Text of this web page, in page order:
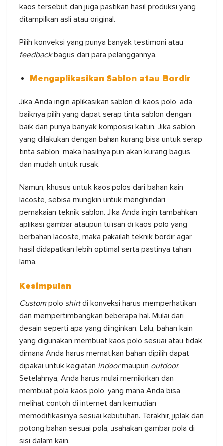
kaos tersebut dan juga pastikan hasil produksi yang
ditampilkan asli atau original.
Pilih konveksi yang punya banyak testimoni atau
feedbackbagus dari para pelanggannya.
Mengaplikasikan Sablon atau Bordir
Jika Anda ingin aplikasikan sablon di kaos polo, ada
baiknya pilih yang dapat serap tinta sablon dengan
baik dan punya banyak komposisi katun. Jika sablon
yang dilakukan dengan bahan kurang bisa untuk serap
tinta sablon, maka hasilnya pun akan kurang bagus
dan mudah untuk rusak.
Namun, khusus untuk kaos polos dari bahan kain
lacoste, sebisa mungkin untuk menghindari
pemakaian teknik sablon. Jika Anda ingin tambahkan
aplikasi gambar ataupun tulisan di kaos polo yang
berbahan lacoste, maka pakailah teknik bordir agar
hasil didapatkan lebih optimal serta pastinya tahan
lama.
Kesimpulan
Custompolo shirtdi konveksi harus memperhatikan
dan mempertimbangkan beberapa hal. Mulai dari
desain seperti apa yang diinginkan. Lalu, bahan kain
yang digunakan membuat kaos polo sesuai atau tidak,
dimana Anda harus mematikan bahan dipilih dapat
dipakai untuk kegiatan indoormaupun outdoor.
Setelahnya, Anda harus mulai memikirkan dan
membuat pola kaos polo, yang mana Anda bisa
melihat contoh di internet dan kemudian
memodifikasinya sesuai kebutuhan. Terakhir, jiplak dan
potong bahan sesuai pola, usahakan gambar pola di
sisi dalam kain.